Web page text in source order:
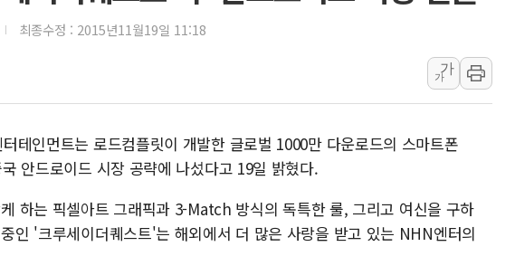
인천서 말다툼 중 어머
'화합' 꺼낸 김민석에 '
李대통령, ISA 개편 재
동해중부 전 해상 풍랑
인제 용대리 계곡서 수
동해시, 11~14일 '별똥
최종수정 : 2015년11월19일 11:18
가
가
테인먼트는 로드컴플릿이 개발한 글로벌 1000만 다운로드의 스마트폰
안드로이드 시장 공략에 나섰다고 19일 밝혔다.
하는 픽셀아트 그래픽과 3-Match 방식의 독특한 룰, 그리고 여신을 구하
인 '크루세이더퀘스트'는 해외에서 더 많은 사랑을 받고 있는 NHN엔터의